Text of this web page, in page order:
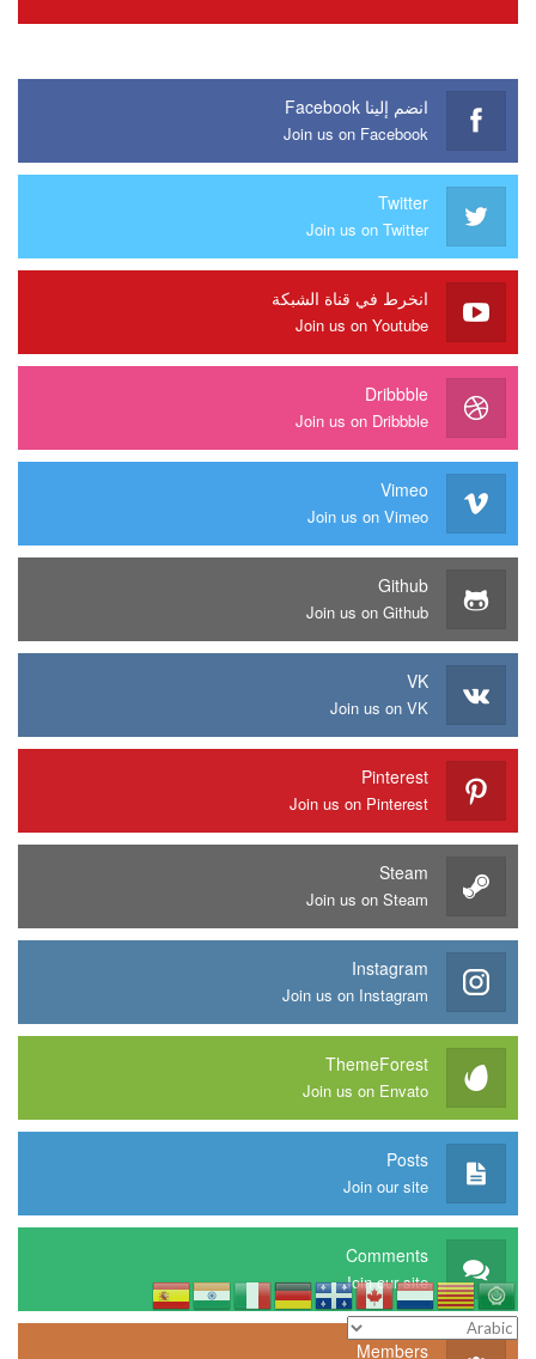
انضم إلينا Facebook
Join us on Facebook
Twitter
Join us on Twitter
انخرط في قناة الشبكة
Join us on Youtube
Dribbble
Join us on Dribbble
Vimeo
Join us on Vimeo
Github
Join us on Github
VK
Join us on VK
Pinterest
Join us on Pinterest
Steam
Join us on Steam
Instagram
Join us on Instagram
ThemeForest
Join us on Envato
Posts
Join our site
Comments
Join our site
Members